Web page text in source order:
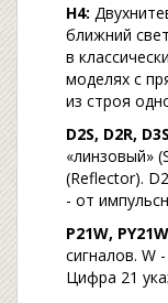
H4:
ближний
в
моделях с
из строя
D2S, D2R,
«линзовый»
(Reflector).
- от
P21W,
сигналов. W
Цифра 21